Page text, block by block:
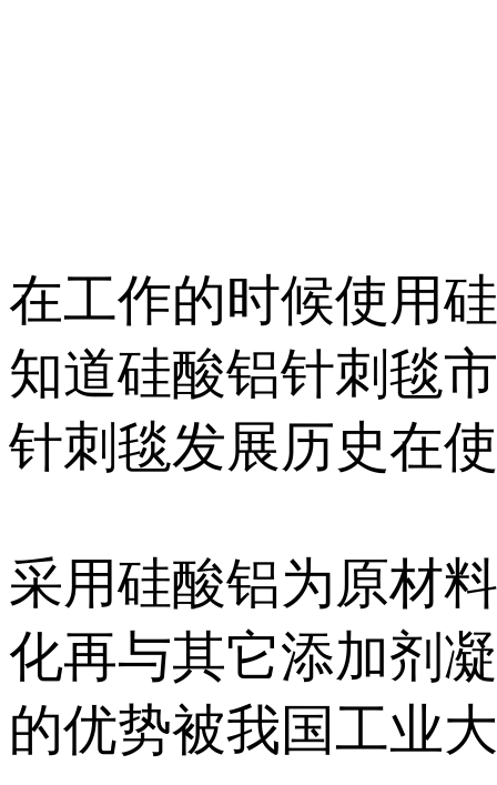
在工作的时候使用
知道硅酸铝针刺毯
针刺毯发展历史在
采用硅酸铝为原材
化再与其它添加剂
的优势被我国工业